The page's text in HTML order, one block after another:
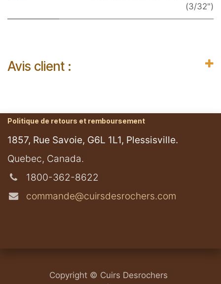
(3/32")
Avis client :
Politique de retours et remboursement
1857, Rue Savoie, G6L 1L1, Plessisville.
​Quebec, Canada.
1800-362-8622
commande@cuirsdesrochers.com
Copyright © Cuirs Desrochers